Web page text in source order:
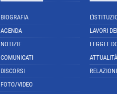
BIOGRAFIA
AGENDA
NOTIZIE
COMUNICATI
DISCORSI
FOTO/VIDEO
LAVORI
LEGGI E
ATTUALITÀ